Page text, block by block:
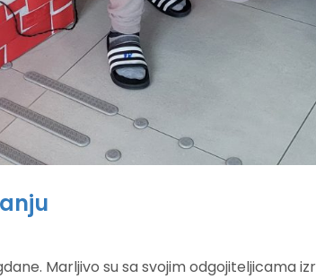
Marljivo su sa svojim odgojiteljicama